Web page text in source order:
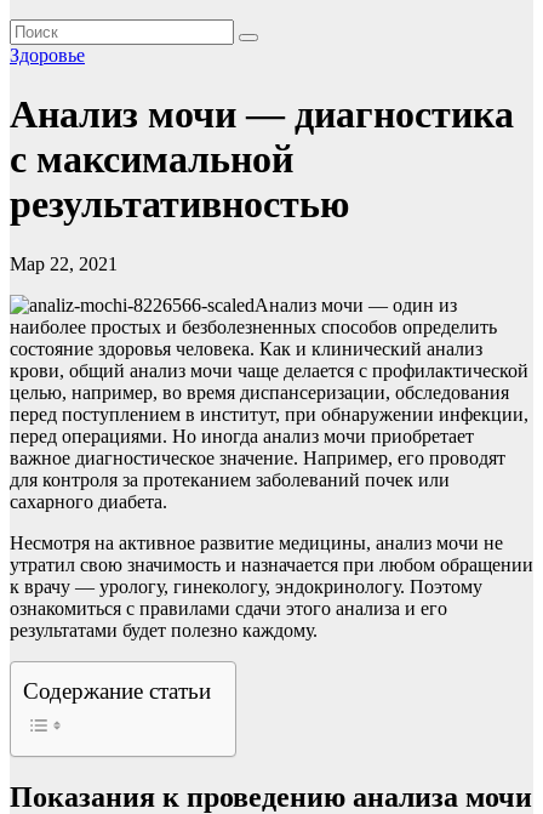
Здоровье
Анализ мочи — диагностика
с максимальной
результативностью
Мар 22, 2021
Анализ мочи — один из
наиболее простых и безболезненных способов определить
состояние здоровья человека. Как и клинический анализ
крови, общий анализ мочи чаще делается с профилактической
целью, например, во время диспансеризации, обследования
перед поступлением в институт, при обнаружении инфекции,
перед операциями. Но иногда анализ мочи приобретает
важное диагностическое значение. Например, его проводят
для контроля за протеканием заболеваний почек или
сахарного диабета.
Несмотря на активное развитие медицины, анализ мочи не
утратил свою значимость и назначается при любом обращении
к врачу — урологу, гинекологу, эндокринологу. Поэтому
ознакомиться с правилами сдачи этого анализа и его
результатами будет полезно каждому.
Содержание статьи
Показания к проведению анализа мочи